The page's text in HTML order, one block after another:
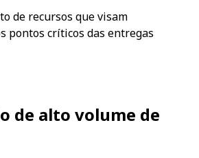
de recursos que visam
pontos críticos das entregas
de alto volume de